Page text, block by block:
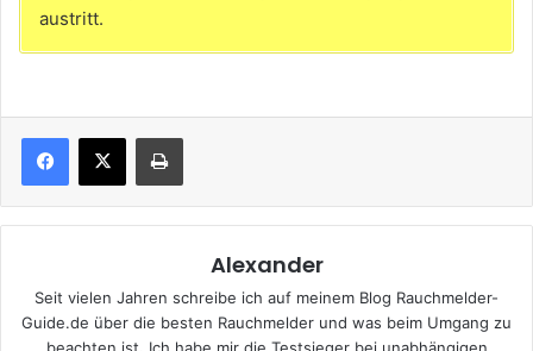
austritt.
Drucken
Alexander
Seit vielen Jahren schreibe ich auf meinem Blog Rauchmelder-
Guide.de über die besten Rauchmelder und was beim Umgang zu